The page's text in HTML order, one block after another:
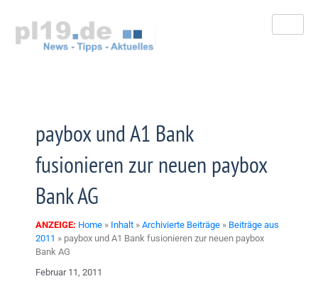
springen
paybox und A1 Bank
fusionieren zur neuen paybox
Bank AG
ANZEIGE: Home » Inhalt » Archivierte Beiträge » Beiträge aus
2011 » paybox und A1 Bank fusionieren zur neuen paybox
Bank AG
Februar 11, 2011